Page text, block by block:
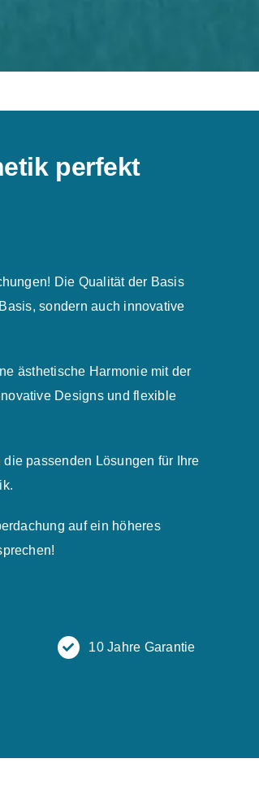
perfekt
Die Qualität der Basis
sondern auch innovative
ästhetische Harmonie mit der
Designs und flexible
passenden Lösungen für Ihre
auf ein höheres
10 Jahre Garantie